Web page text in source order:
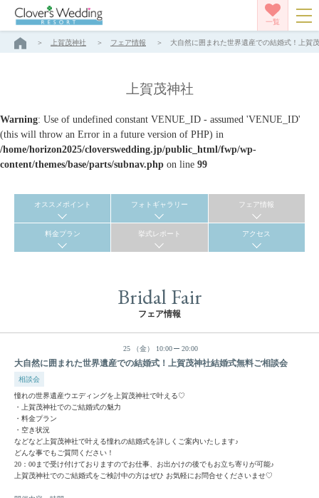
一覧
上賀茂神社 フェア情報 大自然に囲まれた世界遺産での結婚式！上賀
上賀茂神社
Warning: Use of undefined constant VENUE_ID - assumed 'VENUE_ID'
(this will throw an Error in a future version of PHP) in
/home/horizon2025/cloverswedding.jp/public_html/fwp/wp-
content/themes/base/parts/subnav.php on line 99
オススメポイント フォトギャラリー フェア情報
料金プラン 挙式レポート アクセス
Bridal Fair
フェア情報
25 （金） 10:00 20:00
大自然に囲まれた世界遺産での結婚式！上賀茂神社結婚式無料ご相談会
相談会
憧れの世界遺産ウエディングを上賀茂神社で叶える♡
・上賀茂神社でのご結婚式の魅力
・料金プラン
・空き状況
などなど上賀茂神社で叶える憧れの結婚式を詳しくご案内いたします♪
どんな事でもご質問ください！
20：00まで受け付けておりますのでお仕事、お出かけの後でもお立ち寄りが可能♪
上賀茂神社でのご結婚式をご検討中の方はぜひ お気軽にお問合せくださいませ♡